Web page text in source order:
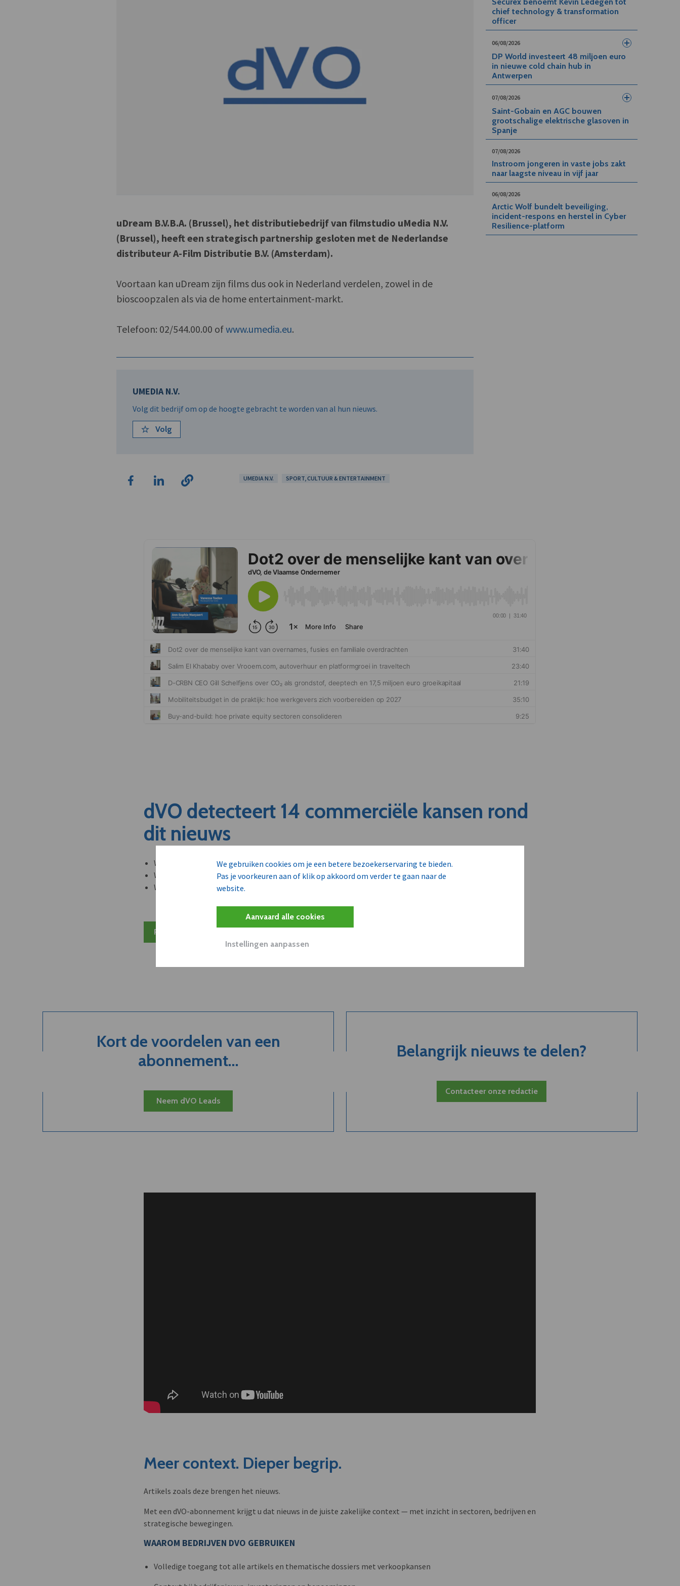
We gebruiken cookies om je een betere bezoekerservaring te bieden.
Pas je voorkeuren aan of klik op akkoord om verder te gaan naar de
website.
Aanvaard alle cookies
Instellingen aanpassen
uDream B.V.B.A. (Brussel), het distributiebedrijf van filmstudio uMedia N.V.
(Brussel), heeft een strategisch partnership gesloten met de Nederlandse
distributeur A-Film Distributie B.V. (Amsterdam).
Voortaan kan uDream zijn films dus ook in Nederland verdelen, zowel in de
bioscoopzalen als via de home entertainment-markt.
Telefoon: 02/544.00.00 ofwww.umedia.eu.
chief technology & transformation
officer
06/08/2026
DP World investeert 48 miljoen euro
in nieuwe cold chain hub in
Antwerpen
07/08/2026
Saint-Gobain en AGC bouwen
grootschalige elektrische glasoven in
Spanje
07/08/2026
Instroom jongeren in vaste jobs zakt
naar laagste niveau in vijf jaar
06/08/2026
Arctic Wolf bundelt beveiliging,
incident-respons en herstel in Cyber
Resilience-platform
UMEDIA N.V.
Volg dit bedrijf om op de hoogte gebracht te worden van al hun nieuws.
Volg
UMEDIA N.V. SPORT, CULTUUR & ENTERTAINMENT
dVO detecteert 14 commerciële kansen rond
dit nieuws
Welke leveranciers kunnen aan dit bedrijf verkopen?
Welke bedrijven kunnen klant worden van deze onderneming?
Welke partners en adviseurs worden mogelijk relevant?
Plan 20 min inzicht
Kort de voordelen van een
abonnement...
Neem dVO Leads
Belangrijk nieuws te delen?
Contacteer onze redactie
Meer context. Dieper begrip.
Artikels zoals deze brengen het nieuws.
Met een dVO-abonnement krijgt u dat nieuws in de juiste zakelijke context — met inzicht in sectoren, bedrijven en
strategische bewegingen.
WAAROM BEDRIJVEN DVO GEBRUIKEN
Volledige toegang tot alle artikels en thematische dossiers met verkoopkansen